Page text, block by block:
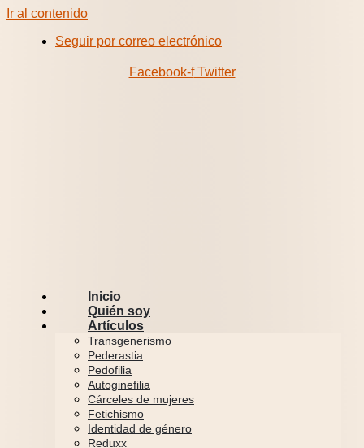
Ir al contenido
Seguir por correo electrónico
Facebook-f Twitter
Inicio
Quién soy
Artículos
Transgenerismo
Pederastia
Pedofilia
Autoginefilia
Cárceles de mujeres
Fetichismo
Identidad de género
Reduxx